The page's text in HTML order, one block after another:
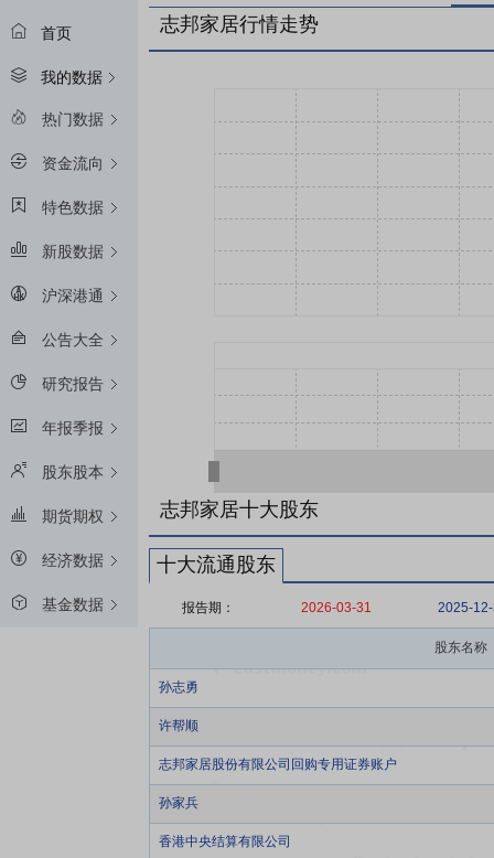
首页
我的数据
热门数据
资金流向
特色数据
新股数据
沪深港通
公告大全
研究报告
年报季报
股东股本
期货期权
经济数据
基金数据
志邦家居行情走势
志邦家居十大股东
十大流通股东
报告期： 2026-03-31 2025-
股东名称
孙志勇
许帮顺
志邦家居股份有限公司回购专用证券账户
孙家兵
香港中央结算有限公司